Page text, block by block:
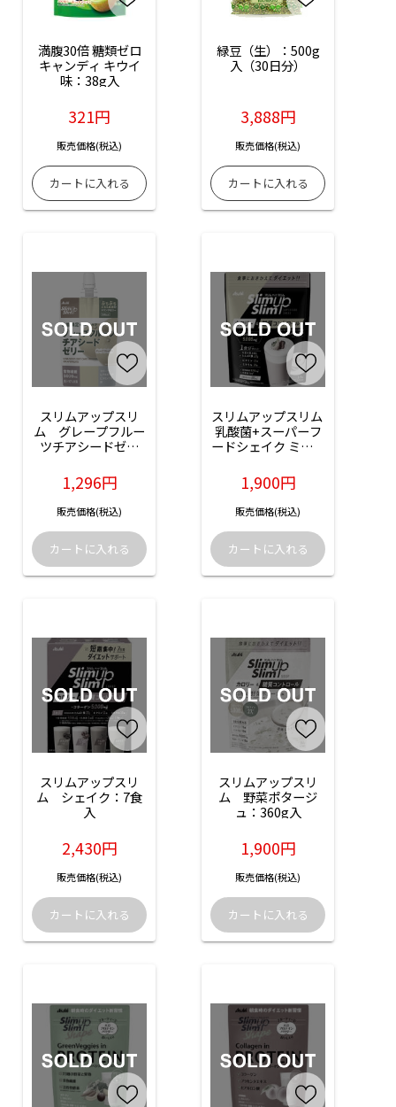
満腹30倍 糖類ゼロ
キャンディ キウイ
味：38g入
321円
販売価格(税込)
緑豆（生）：500g
入（30日分）
3,888円
販売価格(税込)
スリムアップスリ
ム　グレープフルー
ツチアシードゼリ
1,296円
販売価格(税込)
スリムアップスリム
乳酸菌+スーパーフ
ードシェイク ミック
315g入
1,900円
販売価格(税込)
スリムアップスリ
ム　シェイク：7食
入
2,430円
販売価格(税込)
スリムアップスリ
ム　野菜ポタージ
ュ：360g入
1,900円
販売価格(税込)